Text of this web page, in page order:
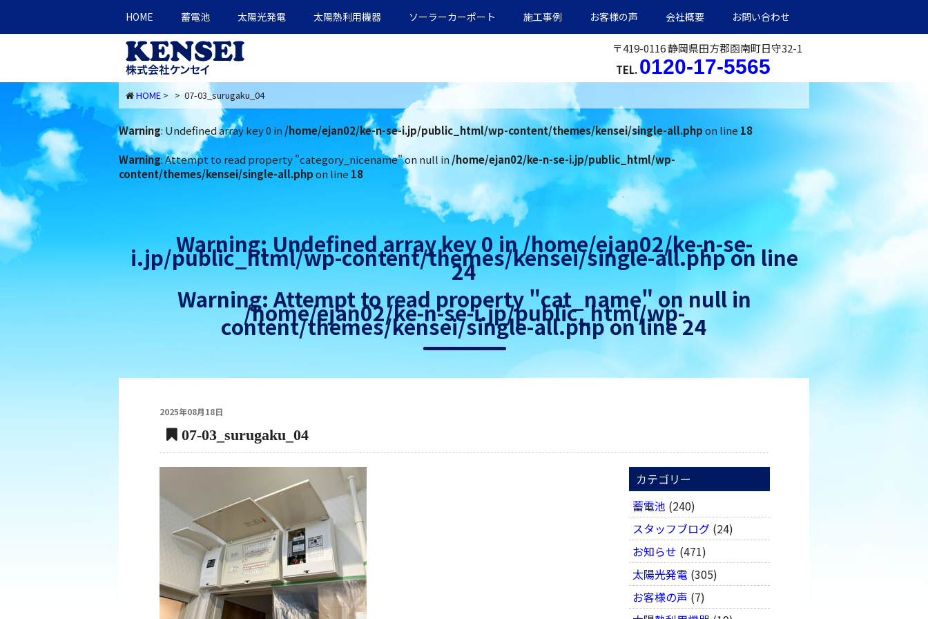
HOME 蓄電池 太陽光発電 太陽熱利用機器 ソーラーカーポート 施工事例 お客様の声 会社概要 お問い合わせ
〒419-0116 静岡県田方郡函南町日守32-1
TEL.0120-17-5565
HOME > > 07-03_surugaku_04
Warning: Undefined array key 0 in /home/ejan02/ke-n-se-i.jp/public_html/wp-content/themes/kensei/single-all.phpon line 18
Warning: Attempt to read property "category_nicename" on null in /home/ejan02/ke-n-se-i.jp/public_html/wp-
content/themes/kensei/single-all.phpon line 18
Warning: Undefined array key 0 in/home/ejan02/ke-n-se-
i.jp/public_html/wp-content/themes/kensei/single-all.phpon line
24
Warning: Attempt to read property "cat_name" on null in
/home/ejan02/ke-n-se-i.jp/public_html/wp-
content/themes/kensei/single-all.phpon line24
2025年08月18日
07-03_surugaku_04
カテゴリー
蓄電池 (240)
スタッフブログ (24)
お知らせ (471)
太陽光発電 (305)
お客様の声 (7)